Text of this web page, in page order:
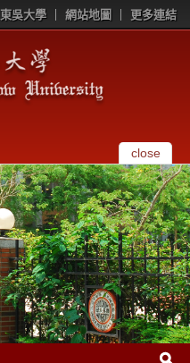
東吳大學 網站地圖 更多連結
close